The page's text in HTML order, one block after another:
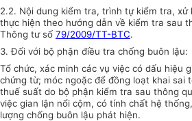
2.2. Nội dung kiểm tra, trình tự kiểm tra,
thực hiện theo hướng dẫn về kiểm tra sau
Thông tư số 79/2009/TT-BTC.
3. Đối với bộ phận điều tra chống buôn lậu:
Tổ chức, xác minh các vụ việc có dấu hiệu
chứng từ; móc ngoặc để đồng loạt khai sai
thuế suất do bộ phận kiểm tra sau thông
việc gian lận nổi cộm, có tính chất hệ
lượng chống buôn lậu phát hiện.